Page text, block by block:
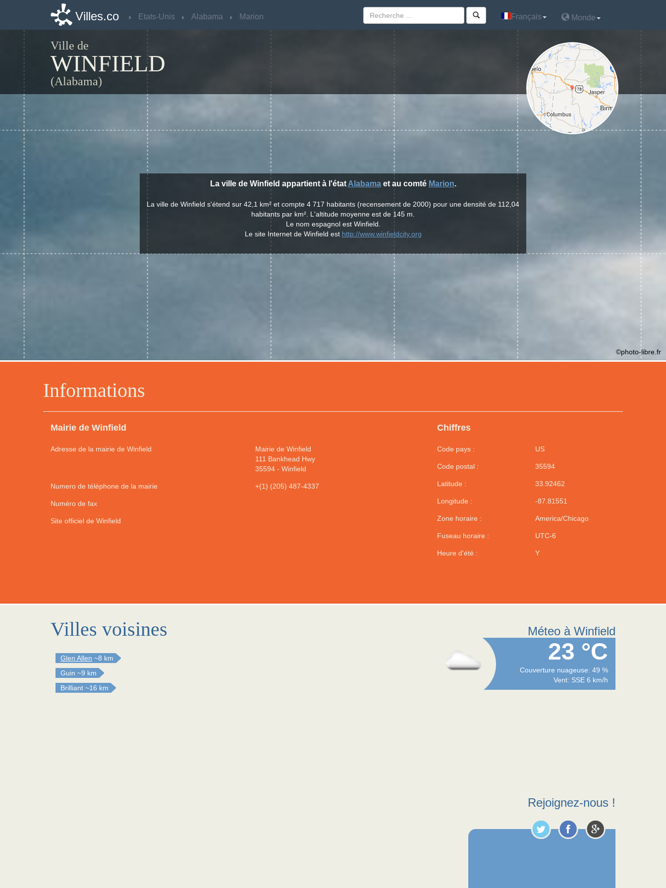
Villes.co Etats-Unis Alabama Marion Français Monde
Ville de
WINFIELD
(Alabama)
Informations
Mairie de Winfield
Adresse de la mairie de Winfield
Mairie de Winfield
111 Bankhead Hwy
35594- Winfield
Numero de téléphone de la mairie +(1) (205) 487-4337
Numéro de fax
Site officiel de Winfield
Chiffres
Code pays : US
Code postal : 35594
Latitude : 33.92462
Longitude : -87.81551
Zone horaire : America/Chicago
Fuseau horaire : UTC-6
Heure d'été : Y
La ville de Winfield appartient à l'état Alabamaet au comté Marion.
La ville de Winfield s'étend sur 42,1 km² et compte 4 717 habitants (recensement de 2000) pour une densité de 112,04
habitants par km². L'altitude moyenne est de 145 m.
Le nom espagnol est Winfield.
Le site Internet de Winfield est http://www.winfieldcity.org
©photo-libre.fr
Villes voisines
Glen Allen ~8 km
Guin ~9 km
Brilliant ~16 km
Méteo à Winfield
23 °C
Couverture nuageuse: 49 %
Vent: SSE 6 km/h
Rejoignez-nous !
Villes.co Etats-Unis Alabama Marion Français Monde